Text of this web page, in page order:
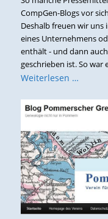
CompGen-Blogs vor
Deshalb freuen wir
eines Unternehmens
enthält - und dann
geschrieben ist. So war
Weiterlesen …